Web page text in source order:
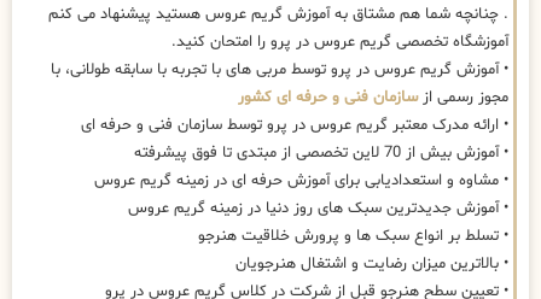
. چنانچه شما هم مشتاق به آموزش گریم عروس هستید پیشنهاد می کنم
آموزشگاه تخصصی گریم عروس در پرو را امتحان کنید.
• آموزش گریم عروس در پرو توسط مربی های با تجربه با سابقه طولانی، با
مجوز رسمی ازسازمان فنی و حرفه ای کشور
• ارائه مدرک معتبر گریم عروس در پرو توسط سازمان فنی و حرفه ای
• آموزش بیش از 70 لاین تخصصی از مبتدی تا فوق پیشرفته
• مشاوه و استعدادیابی برای آموزش حرفه ای در زمینه گریم عروس
• آموزش جدیدترین سبک های روز دنیا در زمینه گریم عروس
• تسلط بر انواع سبک ها و پرورش خلاقیت هنرجو
• بالاترین میزان رضایت و اشتغال هنرجویان
• تعیین سطح هنرجو قبل از شرکت در کلاس گریم عروس در پرو